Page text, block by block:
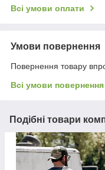
Всі умови оплати
Умови повернення
Повернення товару
Всі умови повернення
Подібні товари